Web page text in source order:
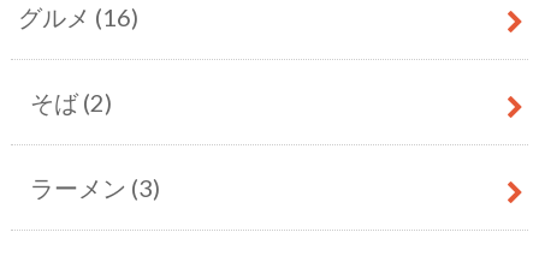
グルメ (16)
そば(2)
ラーメン (3)